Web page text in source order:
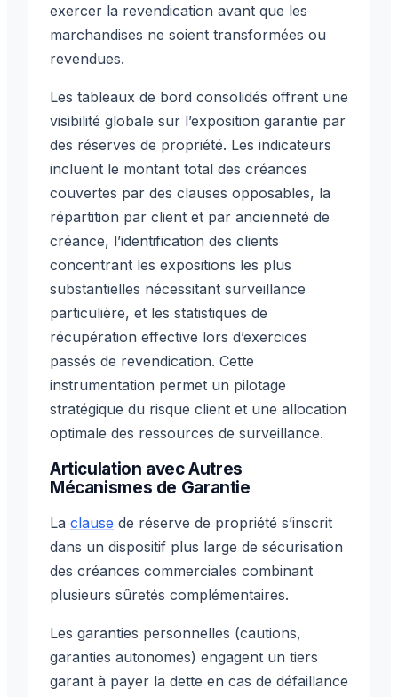
exercer la revendication avant que les
marchandises ne soient transformées ou
revendues.
Les tableaux de bord consolidés offrent une
visibilité globale sur l’exposition garantie par
des réserves de propriété. Les indicateurs
incluent le montant total des créances
couvertes par des clauses opposables, la
répartition par client et par ancienneté de
créance, l’identification des clients
concentrant les expositions les plus
substantielles nécessitant surveillance
particulière, et les statistiques de
récupération effective lors d’exercices
passés de revendication. Cette
instrumentation permet un pilotage
stratégique du risque client et une allocation
optimale des ressources de surveillance.
Articulation avec Autres
Mécanismes de Garantie
La clause de réserve de propriété s’inscrit
dans un dispositif plus large de sécurisation
des créances commerciales combinant
plusieurs sûretés complémentaires.
Les garanties personnelles (cautions,
garanties autonomes) engagent un tiers
garant à payer la dette en cas de défaillance